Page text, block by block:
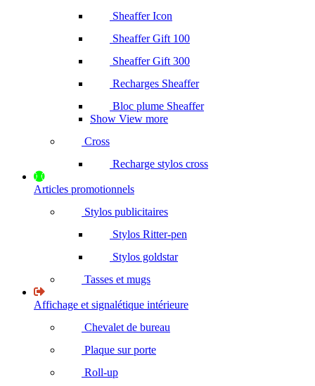
Sheaffer Icon
Sheaffer Gift 100
Sheaffer Gift 300
Recharges Sheaffer
Bloc plume Sheaffer
Show View more
Cross
Recharge stylos cross
Articles promotionnels
Stylos publicitaires
Stylos Ritter-pen
Stylos goldstar
Tasses et mugs
Affichage et signalétique intérieure
Chevalet de bureau
Plaque sur porte
Roll-up